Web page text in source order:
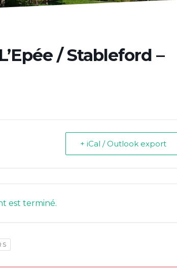
/ Stableford –
+ iCal / Outlook export
est terminé.